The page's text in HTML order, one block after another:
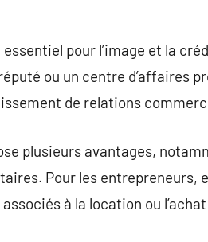
pour l’image et la
ou un centre d’affaires
de relations
plusieurs avantages,
Pour les entrepreneurs,
à la location ou